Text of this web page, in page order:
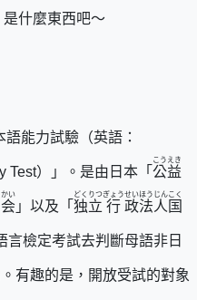
是什麼東西吧～
能力試驗（英語：
Test）」。是由日本「 公
こう
益
えき
会
かい
」以及「 独
どく
立
りつ
行
ぎょう
政
せい
法
ほう
人
じん
国
こく
言檢定考試去判斷母語非日
有趣的是，開放受試的對象